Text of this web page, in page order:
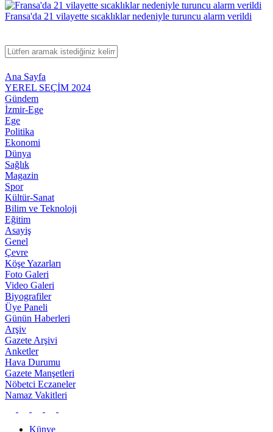
Fransa'da 21 vilayette sıcaklıklar nedeniyle turuncu alarm verildi
Ana Sayfa
YEREL SEÇİM 2024
Gündem
İzmir-Ege
Ege
Politika
Ekonomi
Dünya
Sağlık
Magazin
Spor
Kültür-Sanat
Bilim ve Teknoloji
Eğitim
Asayiş
Genel
Çevre
Köşe Yazarları
Foto Galeri
Video Galeri
Biyografiler
Üye Paneli
Günün Haberleri
Arşiv
Gazete Arşivi
Anketler
Hava Durumu
Gazete Manşetleri
Nöbetci Eczaneler
Namaz Vakitleri
Künye